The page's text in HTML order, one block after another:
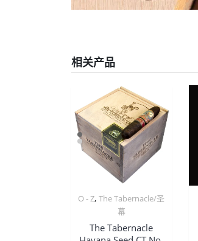
相关产品
O - Z,The Tabernacle/圣
幕
The Tabernacle